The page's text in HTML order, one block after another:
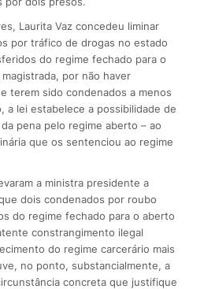
Laurita Vaz concedeu liminar
por tráfico de drogas no estado
do regime fechado para o
por não haver
terem sido condenados a menos
a lei estabelece a possibilidade de
pena pelo regime aberto – ao
que os sentenciou ao regime
a ministra presidente a
dois condenados por roubo
do regime fechado para o aberto
constrangimento ilegal
do regime carcerário mais
no ponto, substancialmente, a
concreta que justifique